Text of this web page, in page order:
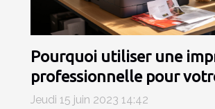
Pourquoi utiliser une
professionnelle pour
entreprise ?
Jeudi 15 juin 2023 14:42